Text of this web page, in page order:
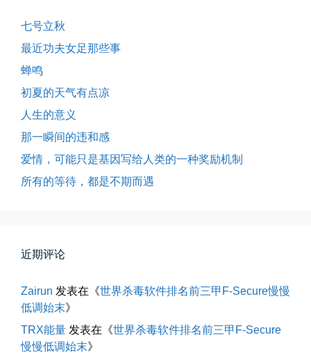
七号立秋
最近功夫女足那些事
蝉鸣
初夏的天气有点凉
人生的意义
那一瞬间的违和感
爱情，可能只是基因写给人类的一种奖励机制
所有的等待，都是不期而遇
近期评论
Zairun 发表在《世界杀毒软件排名前三甲F-Secure慢慢
低调始末》
TRX能量 发表在《世界杀毒软件排名前三甲F-Secure
慢慢低调始末》
📅 05-04 12:35 👤 Zairun
海边散步随手一拍
晚上出门散步，抬头看月亮很圆，...
📅 04-30 21:41👤 Zairun